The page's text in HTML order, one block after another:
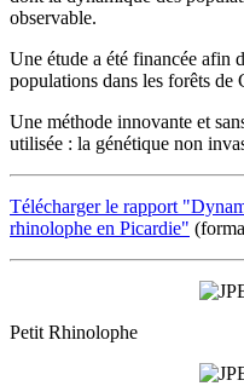
observable.
Une étude a été financée afin
populations dans les forêts de
Une méthode innovante et
utilisée : la génétique non
Télécharger le rapport
rhinolophe en Picardie"
Petit Rhinolophe